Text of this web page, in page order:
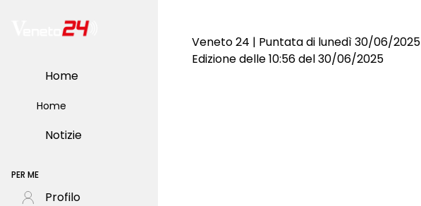
Home
Home
Notizie
PER ME
Profilo
Veneto 24 | Puntata di lunedì 30/06/2025
Edizione delle 10:56 del 30/06/2025